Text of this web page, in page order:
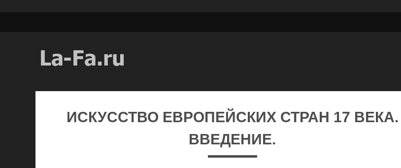
ИСКУССТВО ЕВРОПЕЙСКИХ СТРАН 17 ВЕКА.
ВВЕДЕНИЕ.